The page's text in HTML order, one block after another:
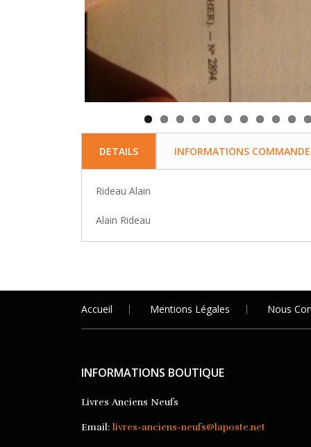
DETAILS INFORMATIONS
Rideau Alain
Alain Rideau
Accueil Mentions Légales Nous
INFORMATIONS BOUTIQUE
Livres Anciens Neufs
Email: livres-anciens-neufs@laposte.net